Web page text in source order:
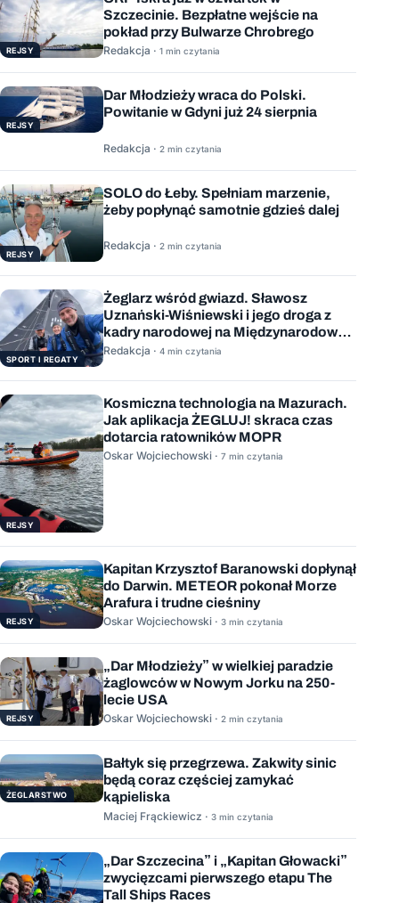
REJSY
Szczecinie. Bezpłatne wejście na
pokład przy Bulwarze Chrobrego
Redakcja · 1 min czytania
REJSY
Dar Młodzieży wraca do Polski.
Powitanie w Gdyni już 24 sierpnia
Redakcja · 2 min czytania
REJSY
SOLO do Łeby. Spełniam marzenie,
żeby popłynąć samotnie gdzieś dalej
Redakcja · 2 min czytania
SPORT I REGATY
Żeglarz wśród gwiazd. Sławosz
Uznański-Wiśniewski i jego droga z
kadry narodowej na Międzynarodową
Stację Kosmiczną
Redakcja · 4 min czytania
REJSY
Kosmiczna technologia na Mazurach.
Jak aplikacja ŻEGLUJ! skraca czas
dotarcia ratowników MOPR
Oskar Wojciechowski · 7 min czytania
REJSY
Kapitan Krzysztof Baranowski dopłynął
do Darwin. METEOR pokonał Morze
Arafura i trudne cieśniny
Oskar Wojciechowski · 3 min czytania
REJSY
„Dar Młodzieży” w wielkiej paradzie
żaglowców w Nowym Jorku na 250-
lecie USA
Oskar Wojciechowski · 2 min czytania
ŻEGLARSTWO
Bałtyk się przegrzewa. Zakwity sinic
będą coraz częściej zamykać
kąpieliska
Maciej Frąckiewicz · 3 min czytania
„Dar Szczecina” i „Kapitan Głowacki”
zwycięzcami pierwszego etapu The
Tall Ships Races